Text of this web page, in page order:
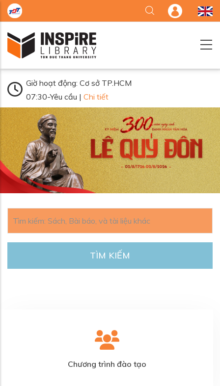
Nhảy đến nội dung
Giờ hoạt động: Cơ sở TP.HCM
07:30-Yêu cầu | Chi tiết
Câu hỏi thường gặp